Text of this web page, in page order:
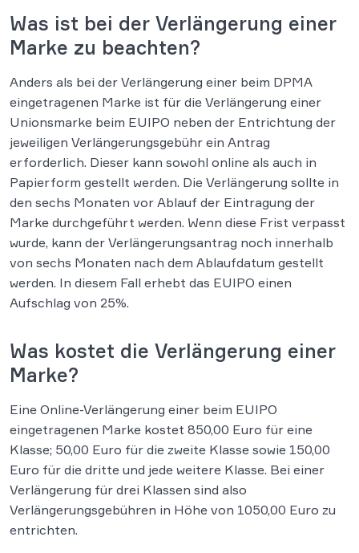
Was ist bei der Verlängerung einer
Marke zu beachten?
Anders als bei der Verlängerung einer beim DPMA
eingetragenen Marke ist für die Verlängerung einer
Unionsmarke beim EUIPO neben der Entrichtung der
jeweiligen Verlängerungsgebühr ein Antrag
erforderlich. Dieser kann sowohl online als auch in
Papierform gestellt werden. Die Verlängerung sollte in
den sechs Monaten vor Ablauf der Eintragung der
Marke durchgeführt werden. Wenn diese Frist verpasst
wurde, kann der Verlängerungsantrag noch innerhalb
von sechs Monaten nach dem Ablaufdatum gestellt
werden. In diesem Fall erhebt das EUIPO einen
Aufschlag von 25%.
Was kostet die Verlängerung einer
Marke?
Eine Online-Verlängerung einer beim EUIPO
eingetragenen Marke kostet 850,00 Euro für eine
Klasse; 50,00 Euro für die zweite Klasse sowie 150,00
Euro für die dritte und jede weitere Klasse. Bei einer
Verlängerung für drei Klassen sind also
Verlängerungsgebühren in Höhe von 1050,00 Euro zu
entrichten.